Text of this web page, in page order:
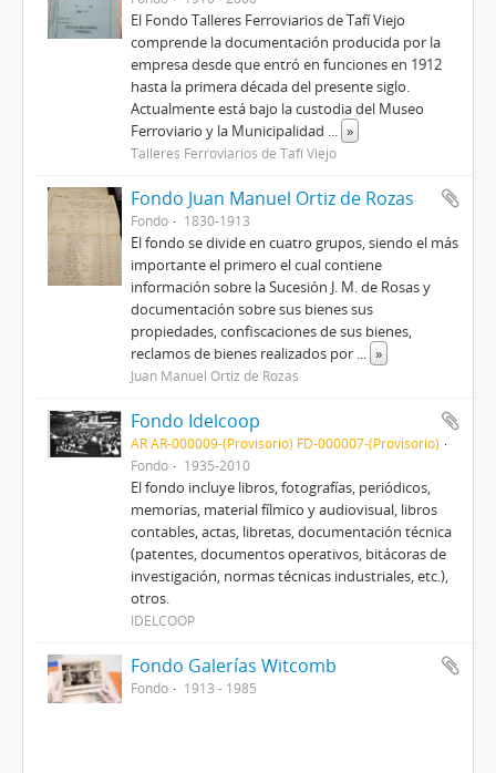
El Fondo Talleres Ferroviarios de Tafí Viejo
comprende la documentación producida por la
empresa desde que entró en funciones en 1912
hasta la primera década del presente siglo.
Actualmente está bajo la custodia del Museo
Ferroviario y la Municipalidad ... »
Talleres Ferroviarios de Tafí Viejo
Fondo Juan Manuel Ortiz de Rozas
Fondo 1830-1913
El fondo se divide en cuatro grupos, siendo el más
importante el primero el cual contiene
información sobre la Sucesión J. M. de Rosas y
documentación sobre sus bienes sus
propiedades, confiscaciones de sus bienes,
reclamos de bienes realizados por ... »
Juan Manuel Ortiz de Rozas
Fondo Idelcoop
AR AR-000009-(Provisorio) FD-000007-(Provisorio)
Fondo
1935-2010
El fondo incluye libros, fotografías, periódicos,
memorias, material fílmico y audiovisual, libros
contables, actas, libretas, documentación técnica
(patentes, documentos operativos, bitácoras de
investigación, normas técnicas industriales, etc.),
otros.
IDELCOOP
Fondo Galerías Witcomb
Fondo 1913 - 1985